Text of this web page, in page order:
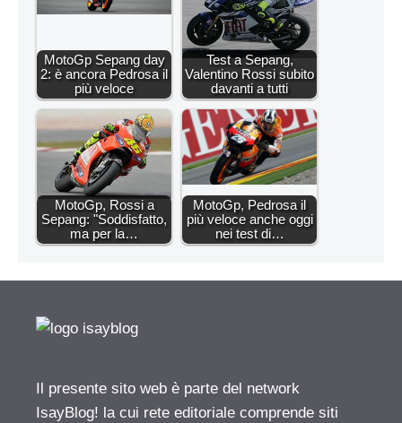
MotoGp Sepang day
2: è ancora Pedrosa il
più veloce
Test a Sepang,
Valentino Rossi subito
davanti a tutti
MotoGp, Rossi a
Sepang: "Soddisfatto,
ma per la…
MotoGp, Pedrosa il
più veloce anche oggi
nei test di…
Il presente sito web è parte del network
IsayBlog! la cui rete editoriale comprende siti